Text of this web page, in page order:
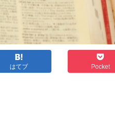
はてブ Pocket